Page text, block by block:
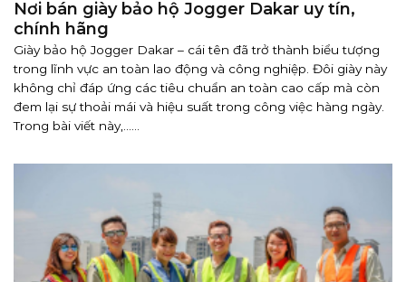
Nơi bán giày bảo hộ Jogger Dakar uy tín,
chính hãng
Giày bảo hộ Jogger Dakar – cái tên đã trở thành biểu tượng
trong lĩnh vực an toàn lao động và công nghiệp. Đôi giày này
không chỉ đáp ứng các tiêu chuẩn an toàn cao cấp mà còn
đem lại sự thoải mái và hiệu suất trong công việc hàng ngày.
Trong bài viết này,......